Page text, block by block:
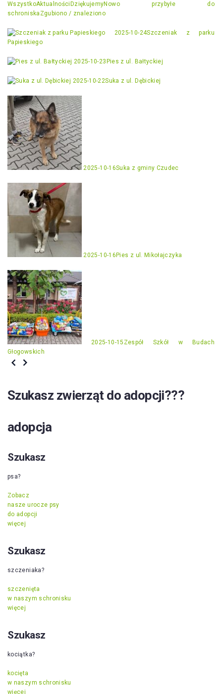
WszystkoAktualności DziękujemyNowo przybyłe do
schroniska Zgubiono / znaleziono
2025-10-24Szczeniak z parku
Papieskiego
2025-10-23 Pies z ul. Bałtyckiej
2025-10-22Suka z ul. Dębickiej
2025-10-16Suka z gminy Czudec
2025-10-16 Pies z ul. Mikołajczyka
2025-10-15 Zespół Szkół w Budach
Głogowskich
Szukasz zwierząt do adopcji???
adopcja
Szukasz
psa?
Zobacz
nasze urocze psy
do adopcji
więcej
Szukasz
szczeniaka?
szczenięta
w naszym schronisku
więcej
Szukasz
kociątka?
kocięta
w naszym schronisku
więcej